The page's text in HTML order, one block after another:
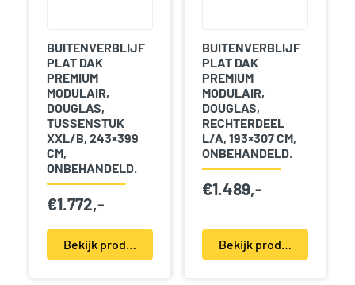
BUITENVERBLIJF
PLAT DAK
PREMIUM
MODULAIR,
DOUGLAS,
TUSSENSTUK
XXL/B, 243×399
CM,
ONBEHANDELD.
€1.772,-
Bekijk product(en)
BUITENVERBLIJF
PLAT DAK
PREMIUM
MODULAIR,
DOUGLAS,
RECHTERDEEL
L/A, 193×307 CM,
ONBEHANDELD.
€1.489,-
Bekijk product(en)